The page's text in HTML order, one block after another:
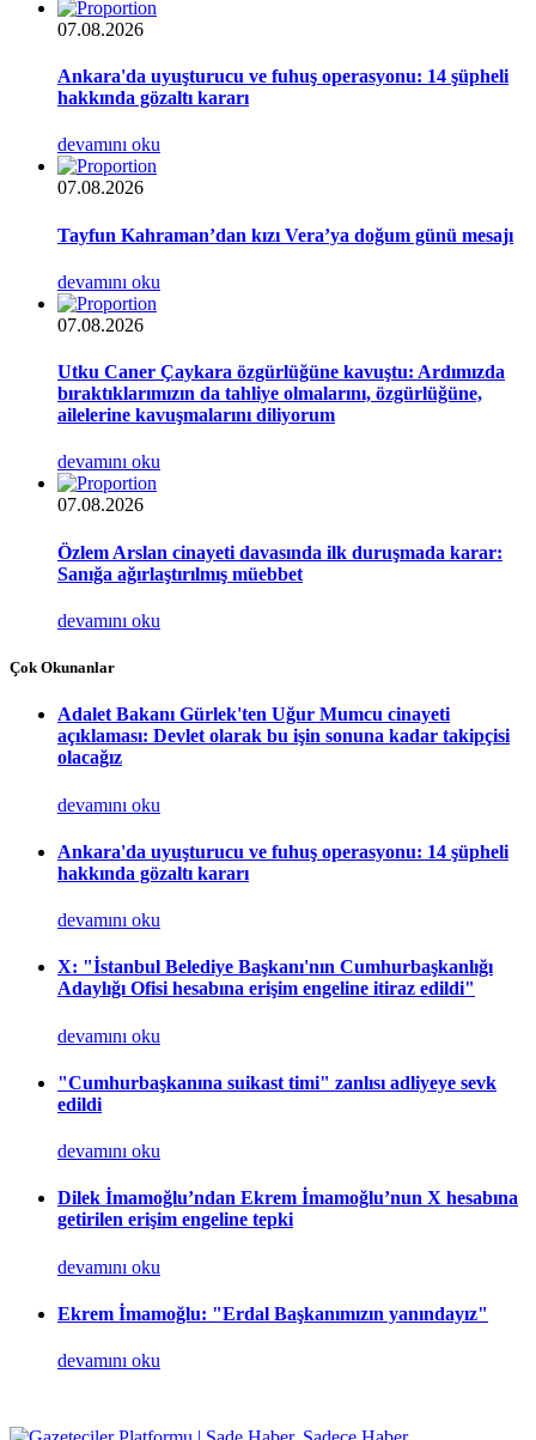
07.08.2026
Ankara'da uyuşturucu ve fuhuş operasyonu: 14 şüpheli
hakkında gözaltı kararı
devamını oku
07.08.2026
Tayfun Kahraman’dan kızı Vera’ya doğum günü mesajı
devamını oku
07.08.2026
Utku Caner Çaykara özgürlüğüne kavuştu: Ardımızda
bıraktıklarımızın da tahliye olmalarını, özgürlüğüne,
ailelerine kavuşmalarını diliyorum
devamını oku
07.08.2026
Özlem Arslan cinayeti davasında ilk duruşmada karar:
Sanığa ağırlaştırılmış müebbet
devamını oku
Çok Okunanlar
Adalet Bakanı Gürlek'ten Uğur Mumcu cinayeti
açıklaması: Devlet olarak bu işin sonuna kadar takipçisi
olacağız
devamını oku
Ankara'da uyuşturucu ve fuhuş operasyonu: 14 şüpheli
hakkında gözaltı kararı
devamını oku
X: "İstanbul Belediye Başkanı'nın Cumhurbaşkanlığı
Adaylığı Ofisi hesabına erişim engeline itiraz edildi"
devamını oku
"Cumhurbaşkanına suikast timi" zanlısı adliyeye sevk
edildi
devamını oku
Dilek İmamoğlu’ndan Ekrem İmamoğlu’nun X hesabına
getirilen erişim engeline tepki
devamını oku
Ekrem İmamoğlu: "Erdal Başkanımızın yanındayız"
devamını oku